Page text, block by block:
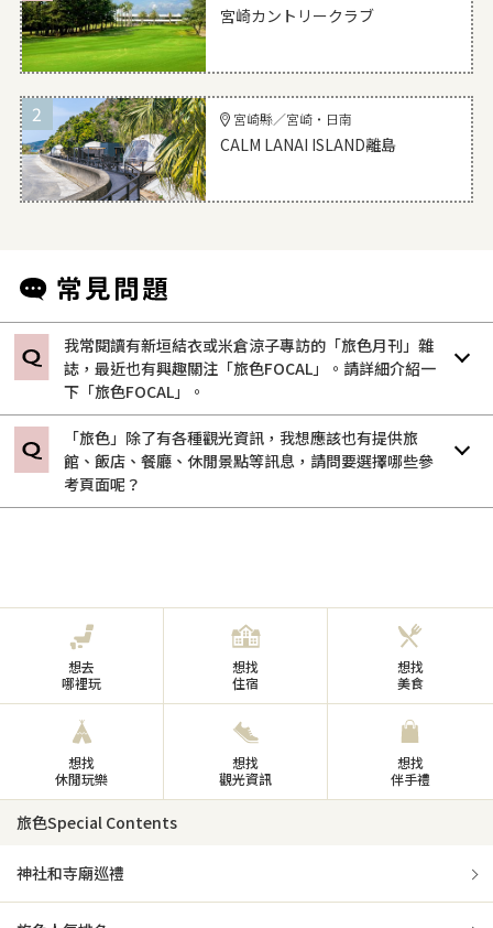
宮崎カントリークラブ
2 宮崎縣／宮崎・日南
CALM LANAI ISLAND離島
我常閱讀有新垣結衣或米倉涼子專訪的「旅色月刊」雜
誌，最近也有興趣關注「旅色FOCAL」。請詳細介紹一
下「旅色FOCAL」。
「旅色」除了有各種觀光資訊，我想應該也有提供旅
館、飯店、餐廳、休閒景點等訊息，請問要選擇哪些參
考頁面呢？
想去
哪裡玩
想找
住宿
想找
美食
想找
休閒玩樂
想找
觀光資訊
想找
伴手禮
旅色Special Contents
神社和寺廟巡禮